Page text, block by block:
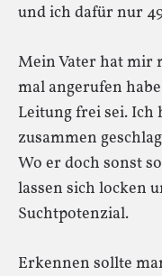
und ich dafür nur
Mein Vater hat mir
mal angerufen
Leitung frei sei. Ich
zusammen
Wo er doch sonst
lassen sich locken
Suchtpotenzial.
Erkennen sollte